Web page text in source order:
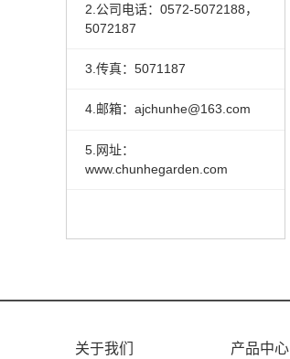
2.公司电话：0572-5072188，
5072187
3.传真：5071187
4.邮箱：ajchunhe@163.com
5.网址：
www.chunhegarden.com
关于我们 产品中心